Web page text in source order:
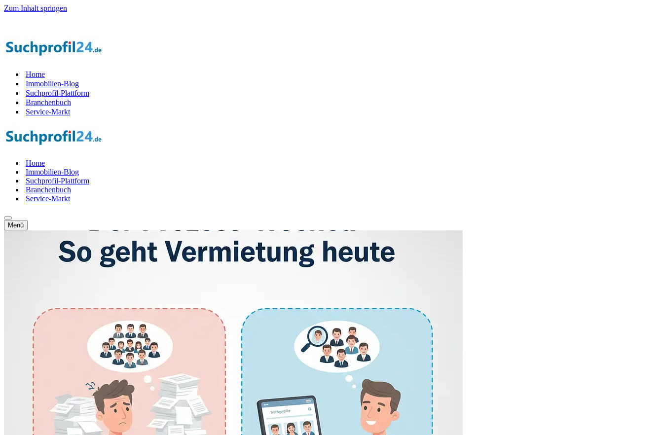
Zum Inhalt springen
Home
Immobilien-Blog
Suchprofil-Plattform
Branchenbuch
Service-Markt
Home
Immobilien-Blog
Suchprofil-Plattform
Branchenbuch
Service-Markt
Navigationsmenü
Menü
Navigationsmenü